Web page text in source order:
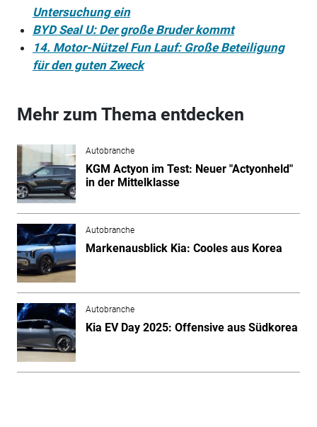
Untersuchung ein
BYD Seal U: Der große Bruder kommt
14. Motor-Nützel Fun Lauf: Große Beteiligung
für den guten Zweck
Mehr zum Thema entdecken
Autobranche
KGM Actyon im Test: Neuer "Actyonheld"
in der Mittelklasse
Autobranche
Markenausblick Kia: Cooles aus Korea
Autobranche
Kia EV Day 2025: Offensive aus Südkorea